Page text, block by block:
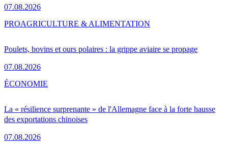
07.08.2026
Poulets, bovins et ours polaires : la grippe aviaire se propage
07.08.2026
PROAGRICULTURE & ALIMENTATION
La « résilience surprenante » de l'Allemagne face à la forte hausse
des exportations chinoises
07.08.2026
ÉCONOMIE